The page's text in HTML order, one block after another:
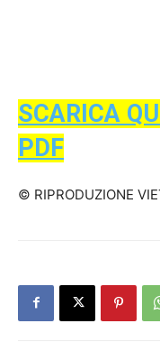
SCARICA
PDF
© RIPRODUZIONE